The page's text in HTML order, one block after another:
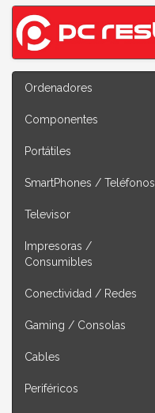
Ordenadores
Componentes
Portátiles
SmartPhones / Teléfonos
Televisor
Impresoras /
Consumibles
Conectividad / Redes
Gaming / Consolas
Cables
Periféricos